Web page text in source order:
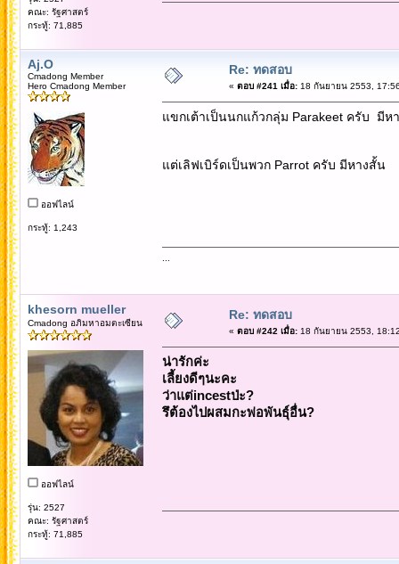
คณะ: รัฐศาสตร์
กระทู้: 71,885
Aj.O
Cmadong Member
Hero Cmadong Member
ออฟไลน์
กระทู้: 1,243
Re: ทดสอบ
« ตอบ #241 เมื่อ:18 กันยายน 2553,
แขกเต้าเป็นนกแก้วกลุ่ม Parakeet ครับ มีห
แต่เลิฟเบิร์ดเป็นพวก Parrot ครับ มีหางสั้น
khesorn mueller
Cmadong อภิมหาอมตะเซียน
ออฟไลน์
รุ่น: 2527
คณะ: รัฐศาสตร์
กระทู้: 71,885
Re: ทดสอบ
« ตอบ #242 เมื่อ:18 กันยายน 2553,
น่ารักค่ะ
เลี้ยงดีๆนะคะ
ว่าแต่incestป่ะ?
รึต้องไปผสมกะพ่อพันธุ์อื่น?